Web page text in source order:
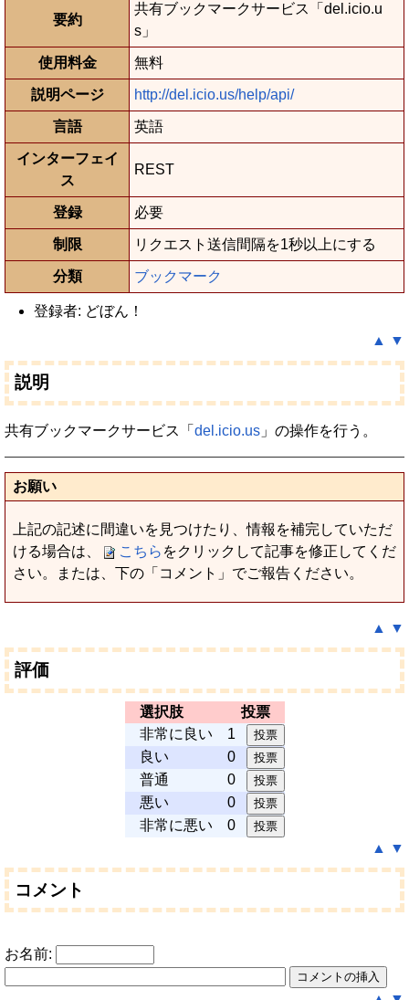
要約
共有ブックマークサービス「del.icio.u
s」
使用料金 無料
説明ページ http://del.icio.us/help/api/
言語 英語
インターフェイ
ス
REST
登録 必要
制限 リクエスト送信間隔を1秒以上にする
分類 ブックマーク
登録者: どぼん！
▲
▼
説明
共有ブックマークサービス「 del.icio.us 」の操作を行う。
お願い
上記の記述に間違いを見つけたり、情報を補完していただ
ける場合は、
こちら をクリックして記事を修正してくだ
さい。または、下の「コメント」でご報告ください。
▲ ▼
評価
選択肢
投票
非常に良い
1
良い
0
普通
0
悪い
0
非常に悪い
0
▲
▼
コメント
お名前: